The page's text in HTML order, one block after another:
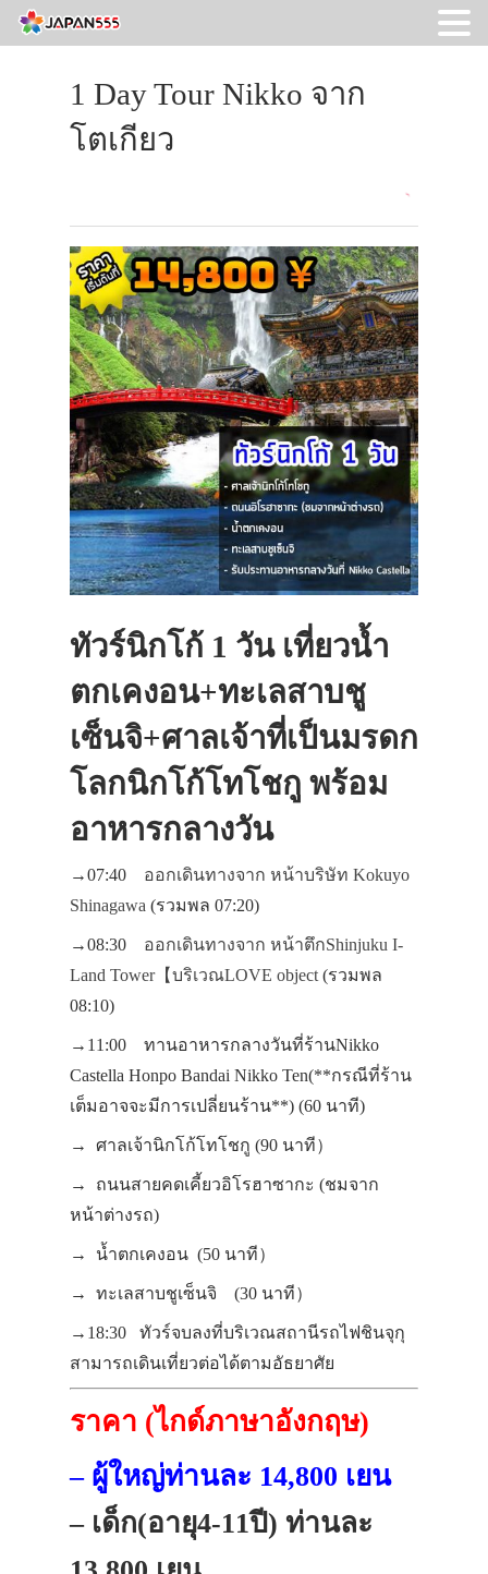
1 Day Tour Nikko จาก
โตเกียว
ทัวร์นิกโก้ 1 วัน เที่ยวน้ำ
ตกเคงอน+ทะเลสาบชู
เซ็นจิ+ศาลเจ้าที่เป็นมรดก
โลกนิกโก้โทโชกู พร้อม
อาหารกลางวัน
→07:40 ออกเดินทางจาก หน้าบริษัท Kokuyo
Shinagawa (รวมพล 07:20)
→08:30 ออกเดินทางจาก หน้าตึกShinjuku I-
Land Tower【บริเวณLOVE object (รวมพล
08:10)
→11:00 ทานอาหารกลางวันที่ร้านNikko
Castella Honpo Bandai Nikko Ten(**กรณีที่ร้าน
เต็มอาจจะมีการเปลี่ยนร้าน**) (60 นาที)
→ ศาลเจ้านิกโก้โทโชกู (90 นาที）
→ ถนนสายคดเคี้ยวอิโรฮาซากะ (ชมจาก
หน้าต่างรถ)
→ น้ำตกเคงอน (50 นาที）
→ ทะเลสาบชูเซ็นจิ (30 นาที）
→18:30 ทัวร์จบลงที่บริเวณสถานีรถไฟชินจุกุ
สามารถเดินเที่ยวต่อได้ตามอัธยาศัย
ราคา (ไกด์ภาษาอังกฤษ)
– ผู้ใหญ่ท่านละ 14,800 เยน
– เด็ก(อายุ4-11ปี) ท่านละ